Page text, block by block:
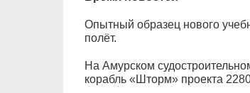
Опытный образец нового
полёт.
На Амурском
корабль «Шторм» проекта